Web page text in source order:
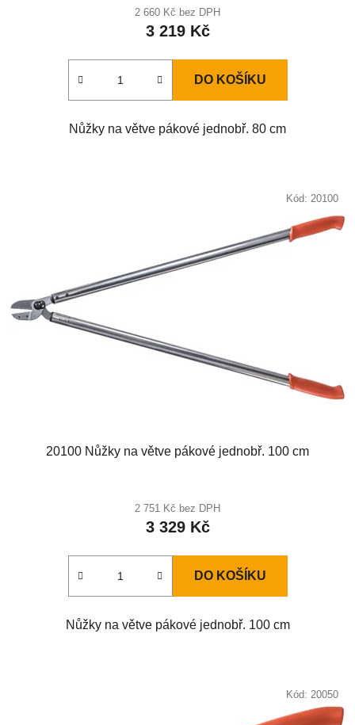
hodnocení
produktu
hvězdiček.
2 660 Kč bez DPH
3 219 Kč
DO KOŠÍKU
Nůžky na větve pákové jednobř. 80 cm
20100 Nůžky na větve pákové jednobř. 100 cm
2 751 Kč bez DPH
3 329 Kč
DO KOŠÍKU
Nůžky na větve pákové jednobř. 100 cm
Kód: 20100
Kód: 20050